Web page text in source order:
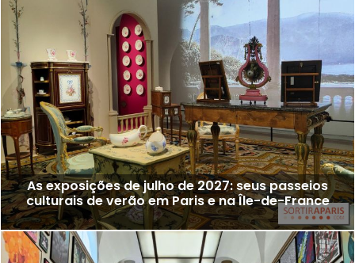
As exposições de julho de 2027: seus passeios
culturais de verão em Paris e na Île-de-France